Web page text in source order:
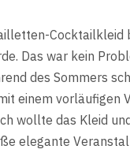
Das war kein
des Sommers
einem vorläufigen
wollte das Kleid
elegante